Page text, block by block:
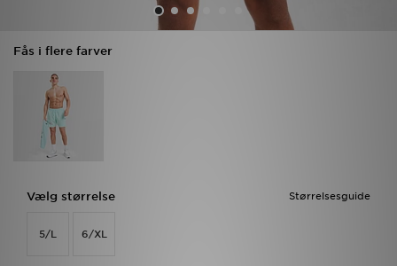
Fås i flere farver
Størrelsesguide
Vælg størrelse
5/L 6/XL